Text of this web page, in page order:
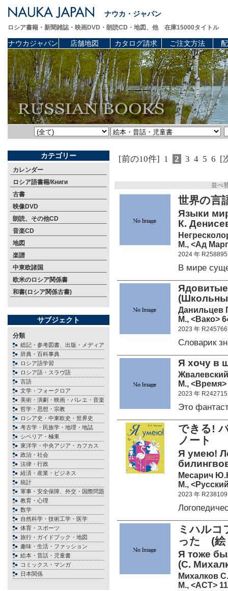
ナウカ・ジャパン
ロシア書籍・新聞雑誌・映画DVD・朗読CD・地図、他 在庫15000タイトル
ナウカジャパン 店舗地図 カタログ請求 ご注文方法
カテゴリー
カレンダー
ロシア語書籍/Книги
古書
映像DVD
朗読、その他CD
音楽CD
地図
楽譜
中東欧諸国
欧米のロシア関係書
和書(ロシア関係古書)
サブジェクト
分類
総記・参考図書、出版・メディア
辞典・百科事典
ロシア語学習
ロシア語・スラヴ語
言語
文学・フォークロア
美術・演劇・映画・バレエ・音楽
哲学・思想・宗教
ロシア史・中東欧史・世界史
考古学・民族学・地理・地誌
シベリア・極東
東洋学・中央アジア・カフカス
政治・社会
法律・行政
経済・産業・ビジネス
統計
軍事・安全保障、外交・国際問題
教育・心理
数学
自然科学・技術工学・医学
体育・スポーツ
旅行・ガイドブック・地図
趣味・生活・ファッション
絵本・昔話・児童書
コミックス・マンガ
日本関係
[前の10件] 1 2 3 4 5 6 [
並べ
世界の言
Языки
К.
М., <Ад
2024 年 R258895
В мире
Данильцев
М., <Вако>
2023 年 R245766
Словарик
Я хочу в
М., <Время>
2023 年 R242715
Это
できる!
ノート
Я умею!
Месарич
М.,
2023 年 R238109
ミハル
った (絵
Я тоже
(С.
Михалков
М., <АСТ>